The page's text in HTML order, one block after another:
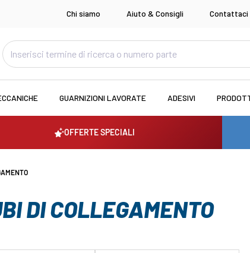
Chi siamo Aiuto & Consigli Contattaci
GUARNIZIONI LAVORATE ADESIVI
OFFERTE SPECIALI
DI COLLEGAMENTO